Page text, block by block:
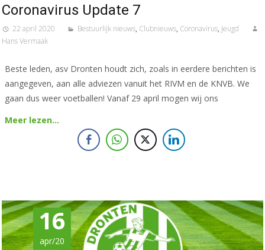
Coronavirus Update 7
22 april 2020 Bestuurlijk nieuws, Clubnieuws, Coronavirus, Jeugd
Hans Vermaak
Beste leden, asv Dronten houdt zich, zoals in eerdere berichten is
aangegeven, aan alle adviezen vanuit het RIVM en de KNVB. We
gaan dus weer voetballen! Vanaf 29 april mogen wij ons
Meer lezen…
16
apr/20